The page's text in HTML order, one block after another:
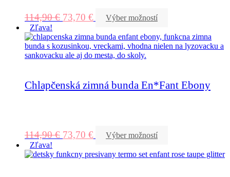
114,90€ 73,70 €
Výber možností
Zľava!
Chlapčenská zimná bunda En*Fant Ebony
114,90€ 73,70 €
Výber možností
Zľava!